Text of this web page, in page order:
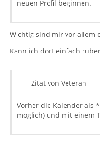
neuen Profil beginnen.
Wichtig sind mir vor allem
Kann ich dort einfach
Zitat von Veteran
Vorher die Kalender als
möglich) und mit einem